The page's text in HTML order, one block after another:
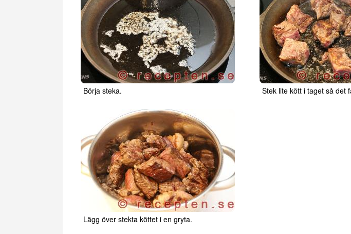
Börja steka. Stek lite kött i taget så det
Lägg över stekta köttet i en gryta.